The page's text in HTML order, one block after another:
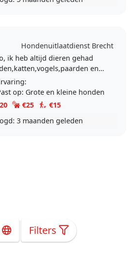
Hondenuitlaatdienst Brecht
ik heb altijd dieren gehad
en
geiten. Dus ervaring genoeg.
ik er nu geen maar ga wel
op: Grote en kleine honden
€25
€15
3 maanden geleden
Filters